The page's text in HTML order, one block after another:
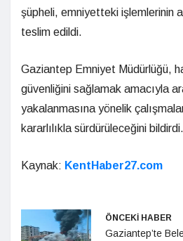
şüpheli, emniyetteki işlemlerinin
teslim edildi.
Gaziantep Emniyet Müdürlüğü,
güvenliğini sağlamak amacıyla
yakalanmasına yönelik
kararlılıkla sürdürüleceğini bildirdi.
Kaynak: KentHaber27.com
ÖNCEKİ HABER
Gaziantep’te